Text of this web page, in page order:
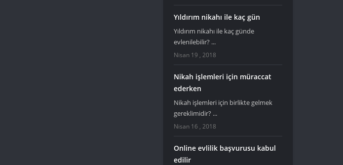
Yıldırım nikahı ile kaç gün
Yıldırım nikahı ile kaç günde
evlenilebilir? ...
Nisan 19 , 2018
Nikah işlemleri için müraccat
ederken
Nikah işlemleri için birlikte gelmek
gereklimidir? ...
Nisan 16 , 2018
Online evlilik başvurusu kabul
edilir